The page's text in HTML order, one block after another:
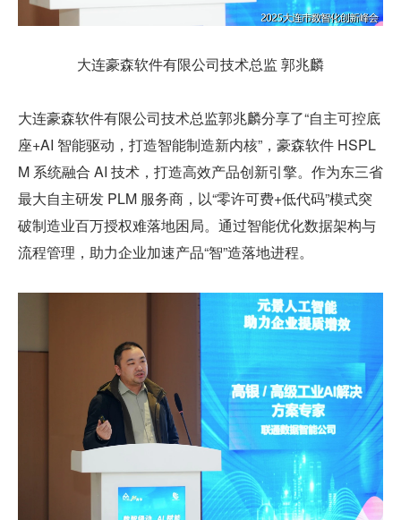
大连豪森软件有限公司技术总监 郭兆麟
大连豪森软件有限公司技术总监郭兆麟分享了“自主可控底
座+AI 智能驱动，打造智能制造新内核”，豪森软件 HSPL
M 系统融合 AI 技术，打造高效产品创新引擎。作为东三省
最大自主研发 PLM 服务商，以“零许可费+低代码”模式突
破制造业百万授权难落地困局。通过智能优化数据架构与
流程管理，助力企业加速产品“智”造落地进程。